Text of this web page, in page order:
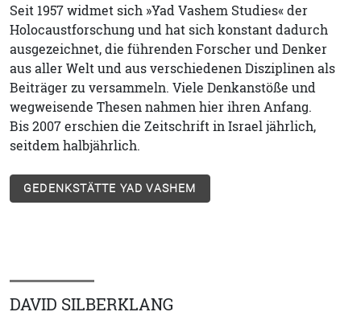
Seit 1957 widmet sich »Yad Vashem Studies« der
Holocaustforschung und hat sich konstant dadurch
ausgezeichnet, die führenden Forscher und Denker
aus aller Welt und aus verschiedenen Disziplinen als
Beiträger zu versammeln. Viele Denkanstöße und
wegweisende Thesen nahmen hier ihren Anfang.
Bis 2007 erschien die Zeitschrift in Israel jährlich,
seitdem halbjährlich.
GEDENKSTÄTTE YAD VASHEM
DAVID SILBERKLANG